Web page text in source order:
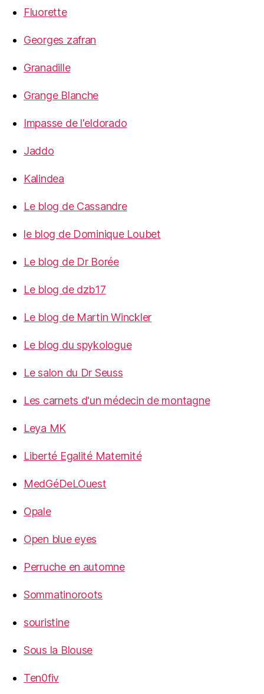
Fluorette
Georges zafran
Granadille
Grange Blanche
Impasse de l'eldorado
Jaddo
Kalindea
Le blog de Cassandre
le blog de Dominique Loubet
Le blog de Dr Borée
Le blog de dzb17
Le blog de Martin Winckler
Le blog du spykologue
Le salon du Dr Seuss
Les carnets d'un médecin de montagne
Leya MK
Liberté Egalité Maternité
MedGéDeLOuest
Opale
Open blue eyes
Perruche en automne
Sommatinoroots
souristine
Sous la Blouse
Ten0fiv